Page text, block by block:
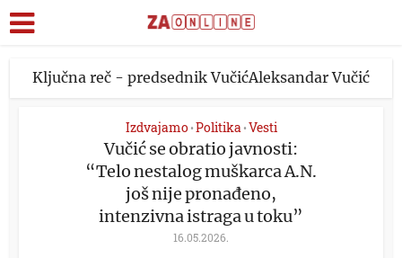
Ključna reč - predsednik VučićAleksandar Vučić
Izdvajamo •Politika •Vesti
Vučić se obratio javnosti:
“Telo nestalog muškarca A.N.
još nije pronađeno,
intenzivna istraga u toku”
16.05.2026.